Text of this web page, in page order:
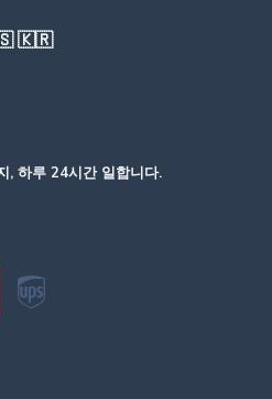
🇰🇷
, 하루 24시간 일합니다.